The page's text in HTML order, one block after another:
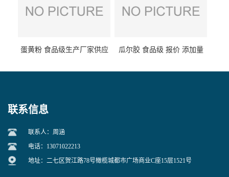
蛋黄粉 食品级生产厂家供应 瓜尔胶 食品级 报价 添加量
联系信息
联系人：周涵
电话：13071022213
地址：二七区贺江路78号橄榄城都市广场商业C座15层1521号